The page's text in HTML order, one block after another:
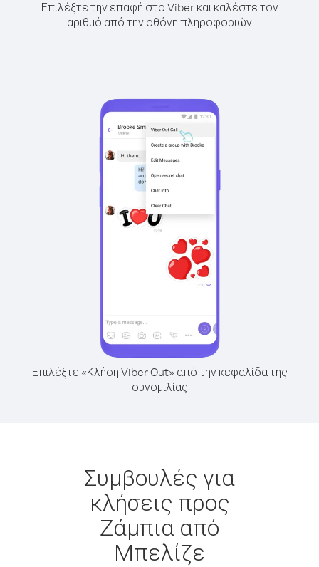
Επιλέξτε την επαφή στο Viber και καλέστε τον
αριθμό από την οθόνη πληροφοριών
Επιλέξτε «Κλήση Viber Out» από την κεφαλίδα της
συνομιλίας
Συμβουλές για
κλήσεις προς
Ζάμπια από
Μπελίζε